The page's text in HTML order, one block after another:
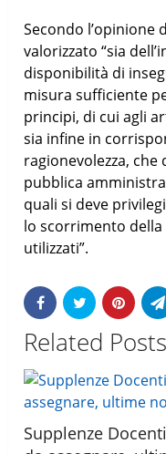
Secondo l’opinione
valorizzato “sia
disponibilità di
misura sufficiente
principi, di cui agli
sia infine in
ragionevolezza, che
pubblica
quali si deve
lo scorrimento
utilizzati”.
Related Posts
Supplenze